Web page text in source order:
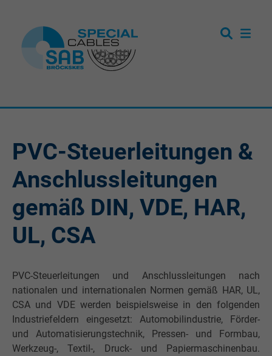
PVC-Steuerleitungen &
Anschlussleitungen
gemäß DIN, VDE, HAR,
UL, CSA
PVC-Steuerleitungen und Anschlussleitungen nach
nationalen und internationalen Normen gemäß HAR, UL,
CSA und VDE werden beispielsweise in den folgenden
Industriefeldern eingesetzt: Automobilindustrie, Förder-
und Automatisierungstechnik, Pressen- und Formbau,
Werkzeug-, Textil-, Druck- und Papiermaschinenbau.